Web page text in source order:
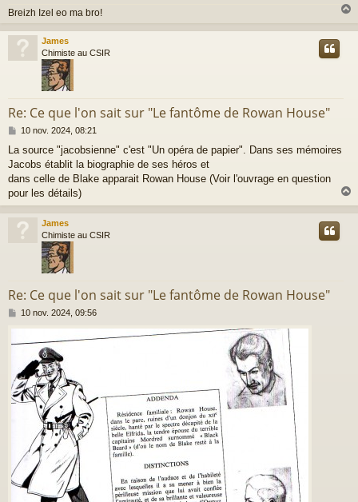
Breizh Izel eo ma bro!
u
James
Chimiste au CSIR
Re: Ce que l'on sait sur "Le fantôme de Rowan House"
M
s
s
a
g
10 nov. 2024, 08:21
La source "jacobsienne" c'est "Un opéra de papier". Dans ses mémoires
Jacobs établit la biographie de ses héros et
dans celle de Blake apparait Rowan House (Voir l'ouvrage en question
pour les détails)
a
James
Chimiste au CSIR
Re: Ce que l'on sait sur "Le fantôme de Rowan House"
M
s
g
e
10 nov. 2024, 09:56